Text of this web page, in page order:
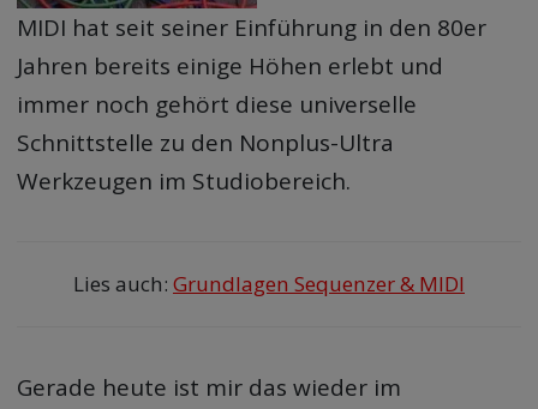
MIDI hat seit seiner Einführung in den 80er
Jahren bereits einige Höhen erlebt und
immer noch gehört diese universelle
Schnittstelle zu den Nonplus-Ultra
Werkzeugen im Studiobereich.
Lies auch: Grundlagen Sequenzer & MIDI
Gerade heute ist mir das wieder im